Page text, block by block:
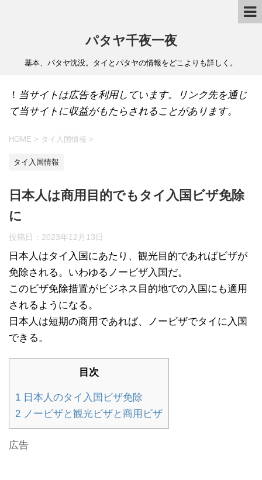
パタヤ千夜一夜
基本、パタヤ沈没。タイとパタヤの情報をどこよりも詳しく。
！ 当サイトは広告を利用しています。リンク先を通じ
て当サイトに収益がもたらされることがあります。
HOME > タイ入国情報 >
タイ入国情報
日本人は商用目的でもタイ入国ビザ免除
に
投稿日： 2023年12月13日
日本人はタイ入国にあたり、観光目的であればビザが
免除される。いわゆるノービザ入国だ。
このビザ免除措置がビジネス目的地での入国にも適用
されるようになる。
日本人は短期の商用であれば、ノービザでタイに入国
できる。
目次
1 日本人のタイ入国ビザ免除
2 ノービザと観光ビザと商用ビザ
広告